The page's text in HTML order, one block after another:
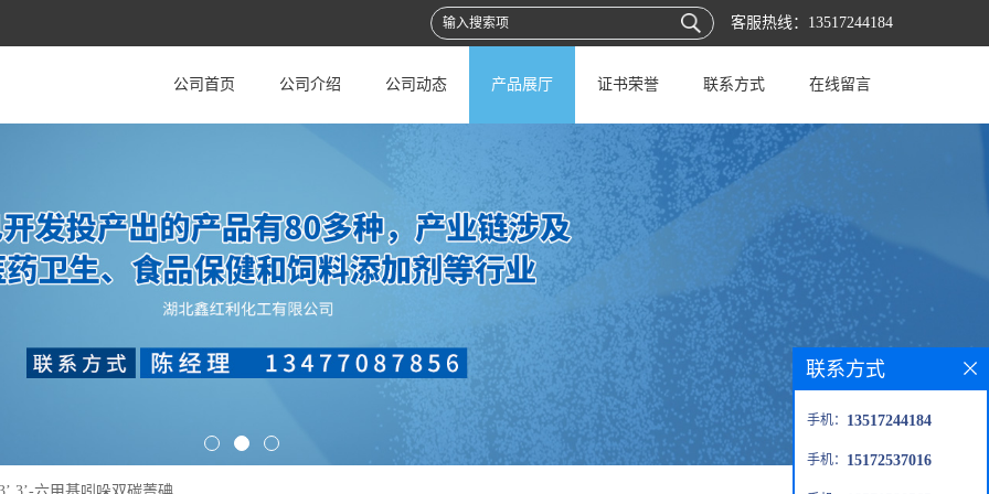
客服热线： 13517244184
公司首页 公司介绍 公司动态 产品展厅 证书荣誉 联系方式 在线留言
联系方式
手机： 13517244184
手机： 15172537016